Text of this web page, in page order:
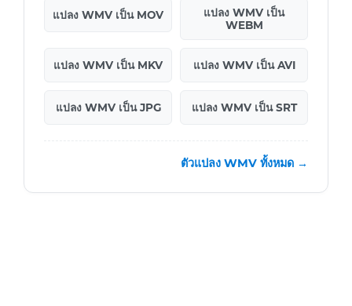
แปลง WMV เป็น MOV
แปลง WMV เป็น
WEBM
แปลง WMV เป็น MKV แปลง WMV เป็น AVI
แปลง WMV เป็น JPG แปลง WMV เป็น SRT
ตัวแปลง WMV ทั้งหมด →